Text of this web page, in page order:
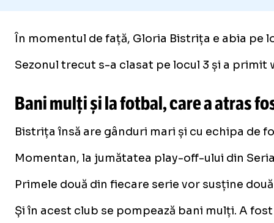
În momentul de față, Gloria Bistrița e abia pe
Sezonul trecut s-a clasat pe locul 3 și a
Bani mulți și la fotbal, care a atras
Bistrița însă are gânduri mari și cu echipa de
Momentan, la jumătatea play-off-ului din
Primele două din fiecare serie vor susține
Și în acest club se pompează bani mulți. A